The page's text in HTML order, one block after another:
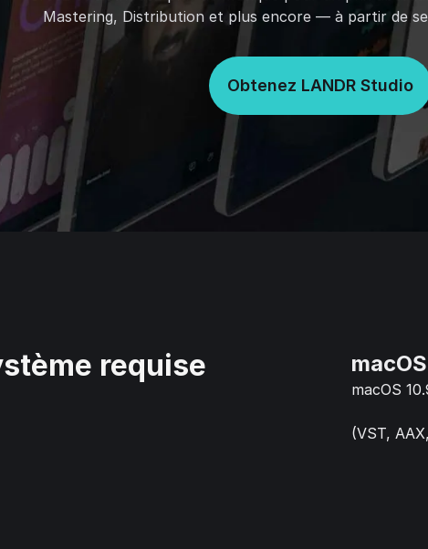
Mastering, Distribution et plus encore — à partir de
Obtenez LANDR Studio
requise macOS
macOS
(VST,